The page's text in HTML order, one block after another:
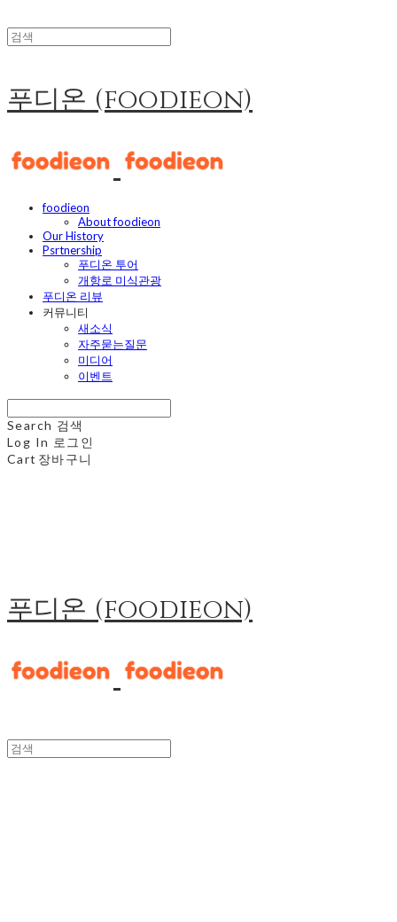
푸디온 (foodieon)
foodieon
About foodieon
Our History
Psrtnership
푸디온 투어
개항로 미식관광
푸디온 리뷰
커뮤니티
새소식
자주묻는질문
미디어
이벤트
Search 검색
Log In 로그인
Cart 장바구니
푸디온 (foodieon)